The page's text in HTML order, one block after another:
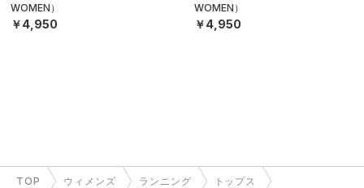
WOMEN）
￥4,950
WOMEN）
￥4,950
TOP ウィメンズ ランニング トップス